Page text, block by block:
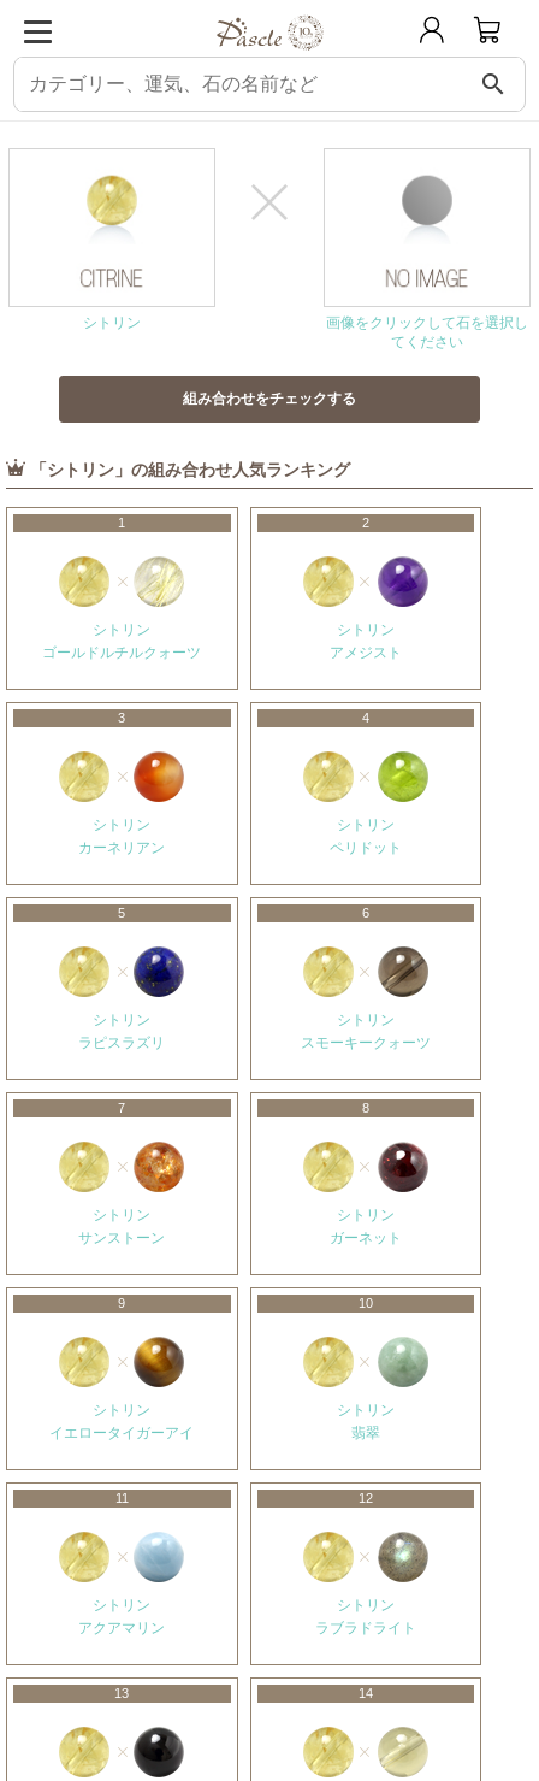
search
パスクル 組み合わせ・相性チェック シトリンと相性の良い石
シトリン
画像をクリックして石を選択し
てください
「シトリン」の組み合わせ人気ランキング
1
シトリン
ゴールドルチルクォーツ
2
シトリン
アメジスト
3
シトリン
カーネリアン
4
シトリン
ペリドット
5
シトリン
ラピスラズリ
6
シトリン
スモーキークォーツ
7
シトリン
サンストーン
8
シトリン
ガーネット
9
シトリン
イエロータイガーアイ
10
シトリン
翡翠
11
シトリン
アクアマリン
12
シトリン
ラブラドライト
13 14